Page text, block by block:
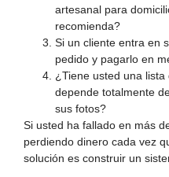
artesanal para
recomienda?
Si un cliente entra en
pedido y pagarlo en
¿Tiene usted una
depende totalmente
sus fotos?
Si usted ha fallado en más
perdiendo dinero cada vez
solución es construir un